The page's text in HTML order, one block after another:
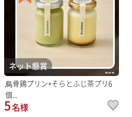
ネット懸賞
烏骨鶏プリン+そらとふじ茶プリ6
個...
5名様